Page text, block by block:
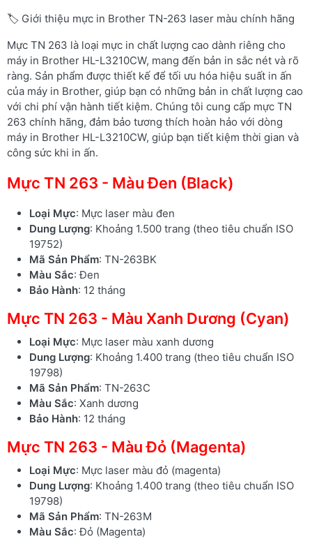
🏷️ Giới thiệu mực in Brother TN-263 laser màu chính hãng
Mực TN 263 là loại mực in chất lượng cao dành riêng cho
máy in Brother HL-L3210CW, mang đến bản in sắc nét và rõ
ràng. Sản phẩm được thiết kế để tối ưu hóa hiệu suất in ấn
của máy in Brother, giúp bạn có những bản in chất lượng cao
với chi phí vận hành tiết kiệm. Chúng tôi cung cấp mực TN
263 chính hãng, đảm bảo tương thích hoàn hảo với dòng
máy in Brother HL-L3210CW, giúp bạn tiết kiệm thời gian và
công sức khi in ấn.
Mực TN 263 - Màu Đen (Black)
Loại Mực: Mực laser màu đen
Dung Lượng: Khoảng 1.500 trang (theo tiêu chuẩn ISO
19752)
Mã Sản Phẩm: TN-263BK
Màu Sắc: Đen
Bảo Hành: 12 tháng
Mực TN 263 - Màu Xanh Dương (Cyan)
Loại Mực: Mực laser màu xanh dương
Dung Lượng: Khoảng 1.400 trang (theo tiêu chuẩn ISO
19798)
Mã Sản Phẩm: TN-263C
Màu Sắc: Xanh dương
Bảo Hành: 12 tháng
Mực TN 263 - Màu Đỏ (Magenta)
Loại Mực: Mực laser màu đỏ (magenta)
Dung Lượng: Khoảng 1.400 trang (theo tiêu chuẩn ISO
19798)
Mã Sản Phẩm: TN-263M
Màu Sắc: Đỏ (Magenta)